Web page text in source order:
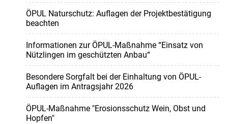
ÖPUL Naturschutz: Auflagen der Projektbestätigung
beachten
Informationen zur ÖPUL-Maßnahme “Einsatz von
Nützlingen im geschützten Anbau“
Besondere Sorgfalt bei der Einhaltung von ÖPUL-
Auflagen im Antragsjahr 2026
ÖPUL-Maßnahme "Erosionsschutz Wein, Obst und
Hopfen"